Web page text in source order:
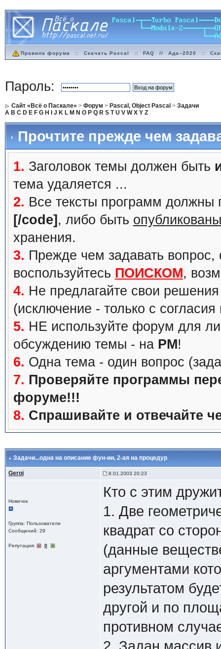
Правила форума :: Скачать Pascal :: FAQ // Ада–2020 ::
Пароль:
Сайт «Всё о Паскале» > Форум > Pascal, Object Pascal > Задачи
A B C D E F G H J K L M N O P Q R S T U V W X Y Z
Прочтите прежде чем
1. Заголовок темы должен быть
тема удаляется ...
2. Все тексты программ должны
[/code] , либо быть
хранения.
3. Прежде чем задавать вопрос,
воспользуйтесь ПОИСКОМ,
4. Не предлагайте свои
(исключение - только с
5. НЕ используйте форум для
обсуждению темы - на PM!
6. Одна тема - один вопрос
7. Проверяйте программы
форуме!!!
8. Спрашивайте и отвечайте
Задачи...одна на описание фун-ии, 2-ая на процедур
Geroi 8.01.2003 20:23
Новичок
Группа: Пользователи
Сообщений: 29
Репутация: 0
Кто с этим
1. Две
квадрат со
(данные
аргументами
результатом
другой и по
противном